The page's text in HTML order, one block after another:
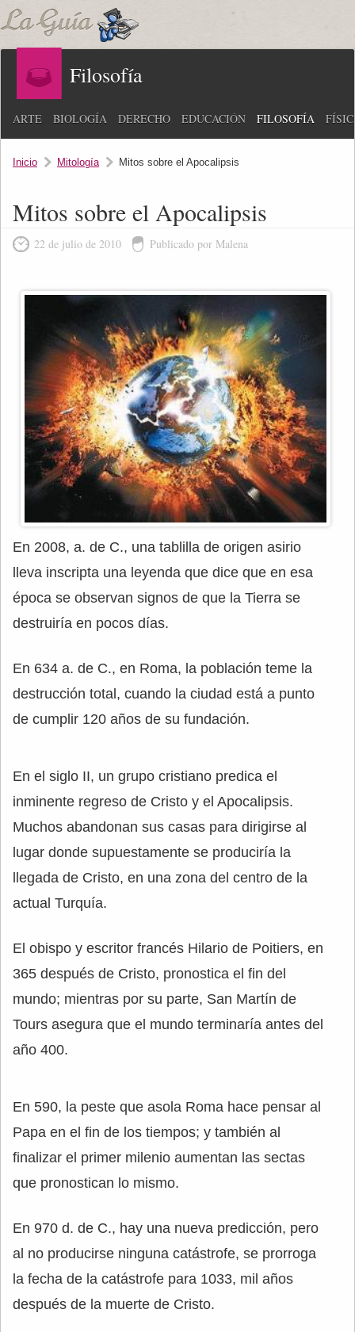
Filosofía
ARTE BIOLOGÍA DERECHO EDUCACIÓN FILOSOFÍA
Inicio Mitología Mitos sobre el Apocalipsis
Mitos sobre el Apocalipsis
22 de julio de 2010 Publicado por Malena
En 2008, a. de C., una tablilla de origen asirio
lleva inscripta una leyenda que dice que en esa
época se observan signos de que la Tierra se
destruiría en pocos días.
En 634 a. de C., en Roma, la población teme la
destrucción total, cuando la ciudad está a punto
de cumplir 120 años de su fundación.
En el siglo II, un grupo cristiano predica el
inminente regreso de Cristo y el Apocalipsis.
Muchos abandonan sus casas para dirigirse al
lugar donde supuestamente se produciría la
llegada de Cristo, en una zona del centro de la
actual Turquía.
El obispo y escritor francés Hilario de Poitiers, en
365 después de Cristo, pronostica el fin del
mundo; mientras por su parte, San Martín de
Tours asegura que el mundo terminaría antes del
año 400.
En 590, la peste que asola Roma hace pensar al
Papa en el fin de los tiempos; y también al
finalizar el primer milenio aumentan las sectas
que pronostican lo mismo.
En 970 d. de C., hay una nueva predicción, pero
al no producirse ninguna catástrofe, se prorroga
la fecha de la catástrofe para 1033, mil años
después de la muerte de Cristo.